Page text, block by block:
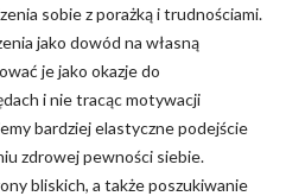
sobie z porażką i trudnościami.
jako dowód na własną
je jako okazje do
i nie tracąc motywacji
bardziej elastyczne podejście
zdrowej pewności siebie.
bliskich, a także poszukiwanie